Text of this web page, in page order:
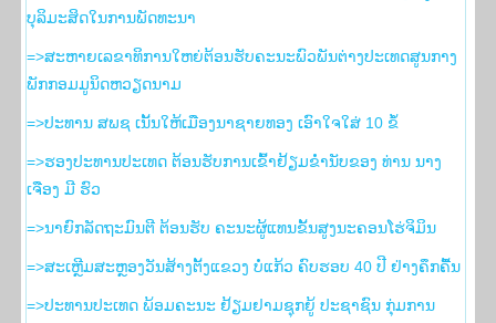
ບຸລິມະສິດໃນການພັດທະນາ
=>ສະຫາຍເລຂາທິການໃຫຍ່ຕ້ອນຮັບຄະນະພົວພັນຕ່າງປະເທດສູນກາງ
ພັກກອມມູນິດຫວຽດນາມ
=>ປະທານ ສພຊ ເນັ້ນໃຫ້ເມືອງນາຊາຍທອງ ເອົາໃຈໃສ່ 10 ຂໍ້
=>ຮອງ​ປະທານ​ປະເທດ ຕ້ອນຮັບ​ການ​ເຂົ້າ​ຢ້ຽມ​ຂ່ຳນັບ​ຂອງ ທ່ານ ນາງ
ເຈືອງ ມີ ຮົວ
=>ນາຍົກລັດຖະມົນຕີ ຕ້ອນຮັບ ຄະນະຜູ້ແທນຂັ້ນສູງນະຄອນໂຮ່ຈິມິນ
=>ສະເຫຼີມສະຫຼອງວັນສ້າງຕັ້ງແຂວງ ບໍ່ແກ້ວ ຄົບຮອບ 40 ປີ ຢ່າງຄຶກຄື້ນ
=>ປະທານປະເທດ ພ້ອມຄະນະ ຢ້ຽມຢາມຊຸກຍູ້ ປະຊາຊົນ ກຸ່ມການ